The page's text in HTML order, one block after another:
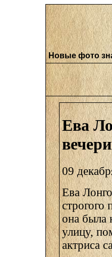
Новые фото
Ева
09
Ева
строгого
она была
улицу,
актриса